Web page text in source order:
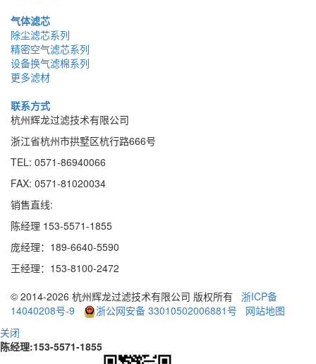
气体滤芯
除尘滤芯系列
精密空气滤芯系列
设备换气滤棉系列
更多滤材
联系方式
杭州辉龙过滤技术有限公司
浙江省杭州市拱墅区杭行路666号
TEL: 0571-86940066
FAX: 0571-81020034
销售直线:
陈经理 153-5571-1855
庞经理：189-6640-5590
王经理：153-8100-2472
© 2014-2026 杭州辉龙过滤技术有限公司 版权所有 浙ICP备
14040208号-9
浙公网安备 33010502006881号
网站地图
关闭
陈经理:153-5571-1855